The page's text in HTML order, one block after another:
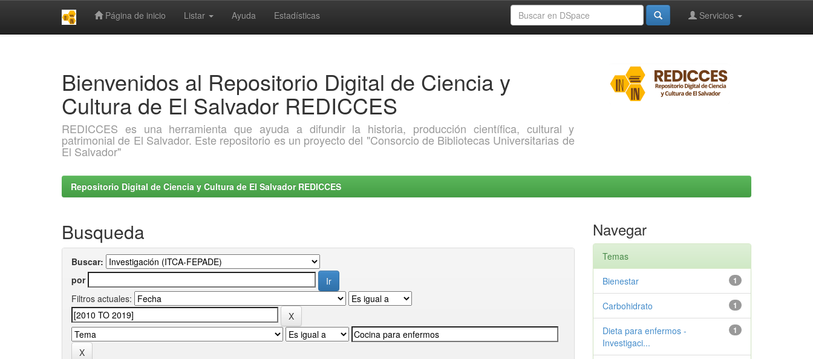
Página de inicio Listar Ayuda Estadísticas Servicios
Bienvenidos al Repositorio Digital de Ciencia y
Cultura de El Salvador REDICCES
REDICCES es una herramienta que ayuda a difundir la historia, producción científica, cultural y
patrimonial de El Salvador. Este repositorio es un proyecto del "Consorcio de Bibliotecas Universitarias de
El Salvador"
Repositorio Digital de Ciencia y Cultura de El Salvador REDICCES
Busqueda
Buscar:
por
Filtros actuales:
Navegar
Temas
1
Bienestar
1
Carbohidrato
1
Dieta para enfermos -
Investigaci...